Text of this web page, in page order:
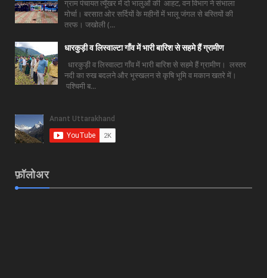
ग्राम पंचायत त्यूँखर में दो भालुओं की आहट, वन विभाग ने संभाला
मोर्चा। बरसात ओर सर्दियों के महीनों में भालू जंगल से बस्तियों की
तरफ। जखोली (...
धारकुड़ी व लिस्वाल्टा गाँव में भारी बारिश से सहमे हैं ग्रामीण
धारकुड़ी व लिस्वाल्टा गाँव में भारी बारिश से सहमे हैं ग्रामीण। लस्तर
नदी का रुख बदलने और भूस्खलन से कृषि भूमि व मकान खतरे में।
पश्चिमी ब...
फ़ॉलोअर